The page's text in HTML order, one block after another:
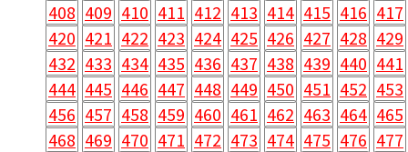
408 409 410 411 412 413 414 415 416 417
420 421 422 423 424 425 426 427 428 429
432 433 434 435 436 437 438 439 440 441
444 445 446 447 448 449 450 451 452 453
456 457 458 459 460 461 462 463 464 465
468 469 470 471 472 473 474 475 476 477